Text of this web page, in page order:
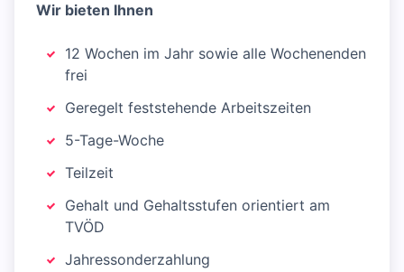
Wir bieten Ihnen
12 Wochen im Jahr sowie alle Wochenenden
frei
Geregelt feststehende Arbeitszeiten
5-Tage-Woche
Teilzeit
Gehalt und Gehaltsstufen orientiert am
TVÖD
Jahressonderzahlung